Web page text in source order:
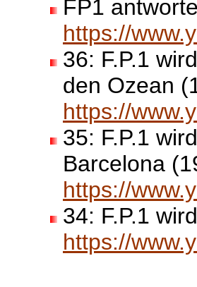
FP1
https://
36: F.P.1
den Ozean
https://
35: F.P.1
Barcelona
https://
34: F.P.1
https://